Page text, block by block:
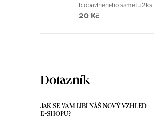
biobavlněného sametu 2ks
20 Kč
Dotazník
JAK SE VÁM LÍBÍ NÁŠ NOVÝ VZHLED
E-SHOPU?